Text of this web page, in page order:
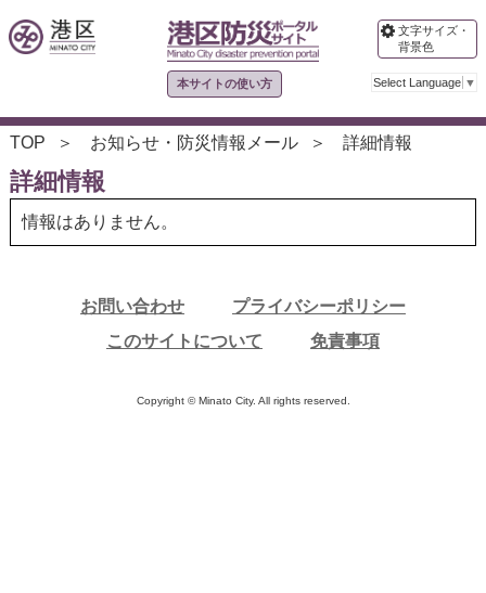
本サイトの使い方
文字サイズ・
背景色
Select Language ▼
TOP お知らせ・防災情報メール 詳細情報
詳細情報
情報はありません。
お問い合わせ
プライバシーポリシー
このサイトについて
免責事項
Copyright © Minato City. All rights reserved.